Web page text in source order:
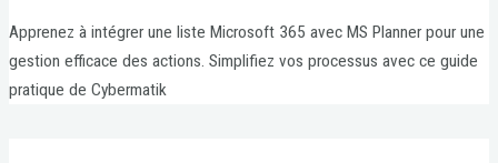
Apprenez à intégrer une liste Microsoft 365 avec MS Planner pour une
gestion efficace des actions. Simplifiez vos processus avec ce guide
pratique de Cybermatik